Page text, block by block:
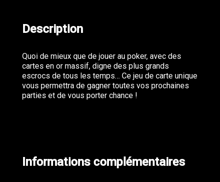
Description
Quoi de mieux que de jouer au poker, avec des
cartes en or massif, digne des plus grands
escrocs de tous les temps… Ce jeu de carte unique
vous permettra de gagner toutes vos prochaines
parties et de vous porter chance !
Informations complémentaires